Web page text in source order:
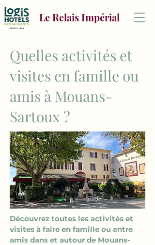
Le Relais Impérial
Quelles activités et
visites en famille ou
amis à Mouans-
Sartoux ?
Découvrez toutes les activités et
visites à faire en famille ou entre
amis dans et autour de Mouans-